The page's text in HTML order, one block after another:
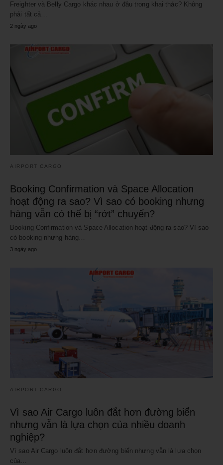
Freighter và Belly Cargo khác nhau ở đâu trong khai thác? Không
phải tất cả…
2 ngày ago
AIRPORT CARGO
Booking Confirmation và Space Allocation
hoạt động ra sao? Vì sao có booking nhưng
hàng vẫn có thể bị “rớt” chuyến?
Booking Confirmation và Space Allocation hoạt động ra sao? Vì sao
có booking nhưng hàng…
3 ngày ago
AIRPORT CARGO
Vì sao Air Cargo luôn đắt hơn đường biển
nhưng vẫn là lựa chọn của nhiều doanh
nghiệp?
Vì sao Air Cargo luôn đắt hơn đường biển nhưng vẫn là lựa chọn
của…